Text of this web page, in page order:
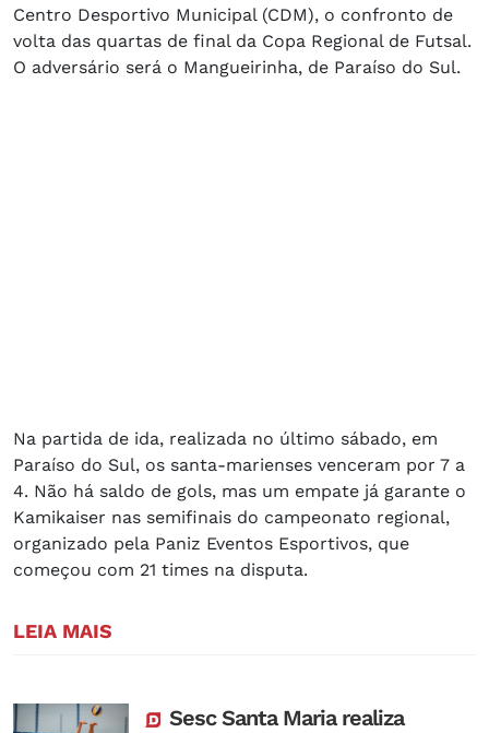
Centro Desportivo Municipal (CDM), o confronto de
volta das quartas de final da Copa Regional de Futsal.
O adversário será o Mangueirinha, de Paraíso do Sul.
Na partida de ida, realizada no último sábado, em
Paraíso do Sul, os santa-marienses venceram por 7 a
4. Não há saldo de gols, mas um empate já garante o
Kamikaiser nas semifinais do campeonato regional,
organizado pela Paniz Eventos Esportivos, que
começou com 21 times na disputa.
LEIA MAIS
Sesc Santa Maria realiza